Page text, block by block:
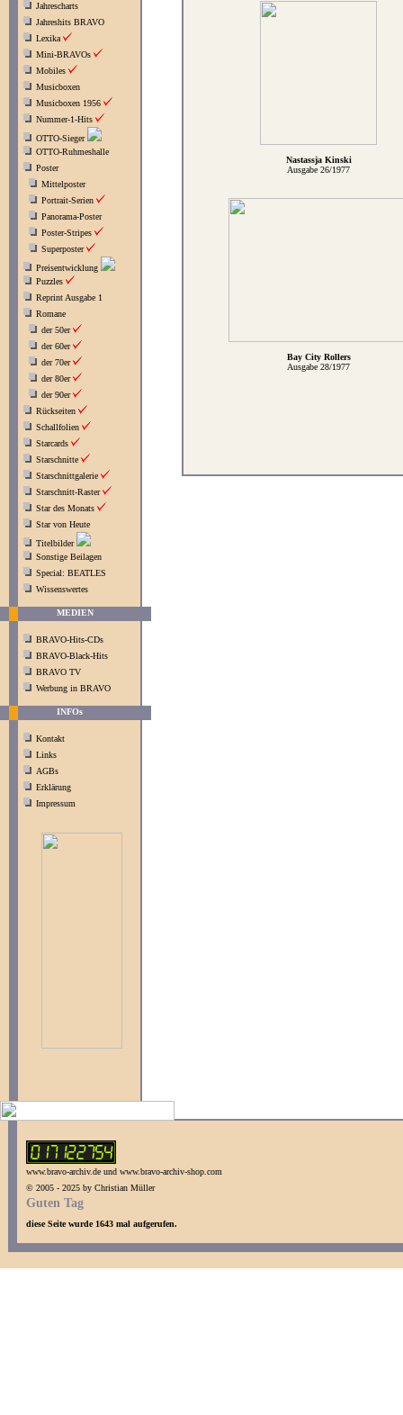
Jahrescharts
Jahreshits BRAVO
Lexika
Mini-BRAVOs
Mobiles
Musicboxen
Musicboxen 1956
Nummer-1-Hits
OTTO-Sieger
OTTO-Ruhmeshalle
Poster
Mittelposter
Portrait-Serien
Panorama-Poster
Poster-Stripes
Superposter
Preisentwicklung
Puzzles
Reprint Ausgabe 1
Romane
der 50er
der 60er
der 70er
der 80er
der 90er
Rückseiten
Schallfolien
Starcards
Starschnitte
Starschnittgalerie
Starschnitt-Raster
Star des Monats
Star von Heute
Titelbilder
Sonstige Beilagen
Special: BEATLES
Wissenswertes
MEDIEN
BRAVO-Hits-CDs
BRAVO-Black-Hits
BRAVO TV
Werbung in BRAVO
INFOs
Kontakt
Links
AGBs
Erklärung
Impressum
Nastassja Kinski
Ausgabe 26/1977
Bay City Rollers
Ausgabe 28/1977
www.bravo-archiv.de und www.bravo-archiv-shop.com
© 2005 - 2025 by Christian Müller
Guten Tag
diese Seite wurde 1643 mal aufgerufen.